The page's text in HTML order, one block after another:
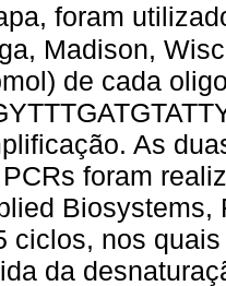
foram
Madison,
de cada
As
foram
Biosystems,
ciclos, nos
da